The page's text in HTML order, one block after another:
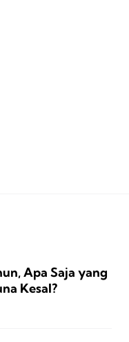
Apa Saja yang
Kesal?